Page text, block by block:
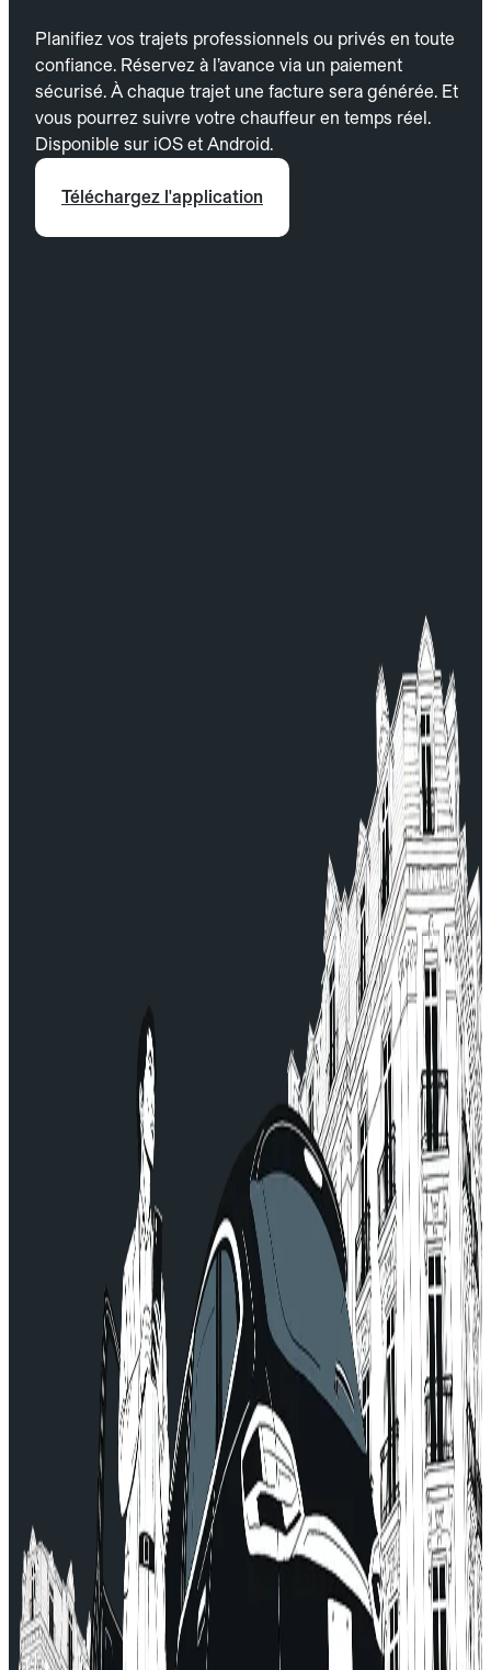
Planifiez vos trajets professionnels ou privés en toute
confiance. Réservez à l’avance via un paiement
sécurisé. À chaque trajet une facture sera générée. Et
vous pourrez suivre votre chauffeur en temps réel.
Disponible sur iOS et Android.
Téléchargez l'application